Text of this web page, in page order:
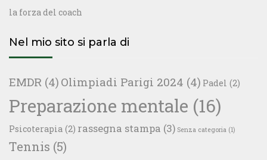
la forza del coach
Nel mio sito si parla di
EMDR (4) Olimpiadi Parigi 2024 (4) Padel (2)
Preparazione mentale (16)
Psicoterapia (2) rassegna stampa (3) Senza categoria (1)
Tennis (5)